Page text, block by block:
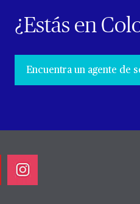
¿Estás en
Encuentra un agente de